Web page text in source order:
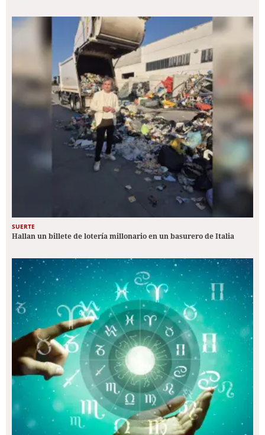
SUERTE
Hallan un billete de lotería millonario en un basurero de Italia